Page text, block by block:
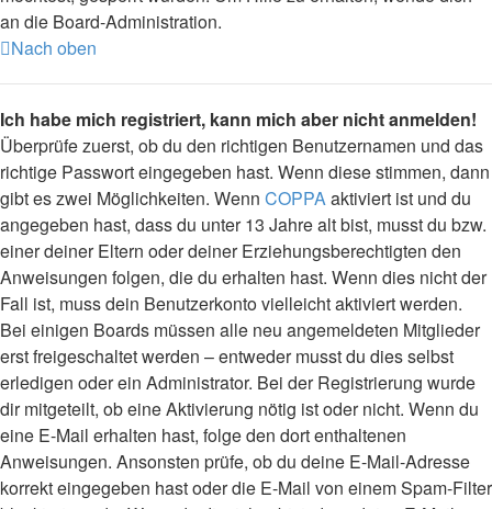
an die Board-Administration.
Nach oben
Ich habe mich registriert, kann mich aber nicht anmelden!
Überprüfe zuerst, ob du den richtigen Benutzernamen und das
richtige Passwort eingegeben hast. Wenn diese stimmen, dann
gibt es zwei Möglichkeiten. Wenn COPPAaktiviert ist und du
angegeben hast, dass du unter 13 Jahre alt bist, musst du bzw.
einer deiner Eltern oder deiner Erziehungsberechtigten den
Anweisungen folgen, die du erhalten hast. Wenn dies nicht der
Fall ist, muss dein Benutzerkonto vielleicht aktiviert werden.
Bei einigen Boards müssen alle neu angemeldeten Mitglieder
erst freigeschaltet werden – entweder musst du dies selbst
erledigen oder ein Administrator. Bei der Registrierung wurde
dir mitgeteilt, ob eine Aktivierung nötig ist oder nicht. Wenn du
eine E-Mail erhalten hast, folge den dort enthaltenen
Anweisungen. Ansonsten prüfe, ob du deine E-Mail-Adresse
korrekt eingegeben hast oder die E-Mail von einem Spam-Filter